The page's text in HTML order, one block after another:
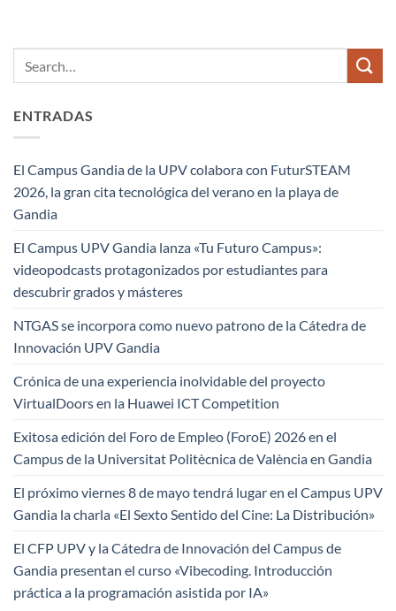
ENTRADAS
El Campus Gandia de la UPV colabora con FuturSTEAM
2026, la gran cita tecnológica del verano en la playa de
Gandia
El Campus UPV Gandia lanza «Tu Futuro Campus»:
videopodcasts protagonizados por estudiantes para
descubrir grados y másteres
NTGAS se incorpora como nuevo patrono de la Cátedra de
Innovación UPV Gandia
Crónica de una experiencia inolvidable del proyecto
VirtualDoors en la Huawei ICT Competition
Exitosa edición del Foro de Empleo (ForoE) 2026 en el
Campus de la Universitat Politècnica de València en Gandia
El próximo viernes 8 de mayo tendrá lugar en el Campus UPV
Gandia la charla «El Sexto Sentido del Cine: La Distribución»
El CFP UPV y la Cátedra de Innovación del Campus de
Gandia presentan el curso «Vibecoding. Introducción
práctica a la programación asistida por IA»